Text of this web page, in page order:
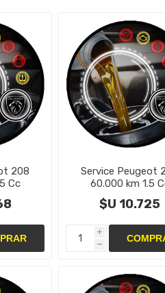
208
Cc
Service Peugeot
60.000 km 1.5
$U 10.725
i
h